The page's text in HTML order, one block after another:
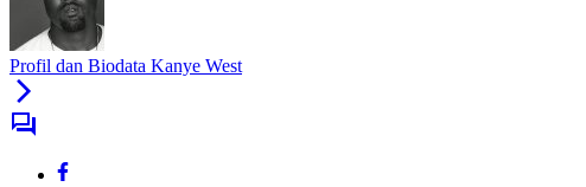
Profil dan Biodata Kanye West